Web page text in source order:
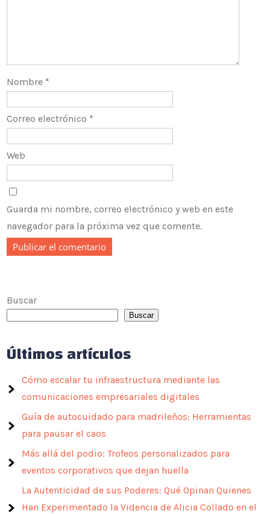
Nombre *
Correo electrónico *
Web
Guarda mi nombre, correo electrónico y web en este
navegador para la próxima vez que comente.
Buscar
Buscar
Últimos artículos
Cómo escalar tu infraestructura mediante las
comunicaciones empresariales digitales
Guía de autocuidado para madrileños: Herramientas
para pausar el caos
Más allá del podio: Trofeos personalizados para
eventos corporativos que dejan huella
La Autenticidad de sus Poderes: Qué Opinan Quienes
Han Experimentado la Videncia de Alicia Collado en el